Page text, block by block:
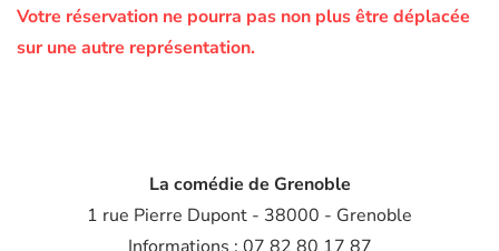
Votre réservation ne pourra pas non plus être déplacée
sur une autre représentation.
La comédie de Grenoble
1 rue Pierre Dupont - 38000 - Grenoble